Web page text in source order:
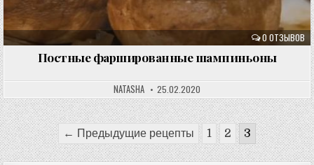
0 ОТЗЫВОВ
Постные фаршированные шампиньоны
NATASHA 25.02.2020
Пагинация
записей
← Предыдущие рецепты 1 2 3